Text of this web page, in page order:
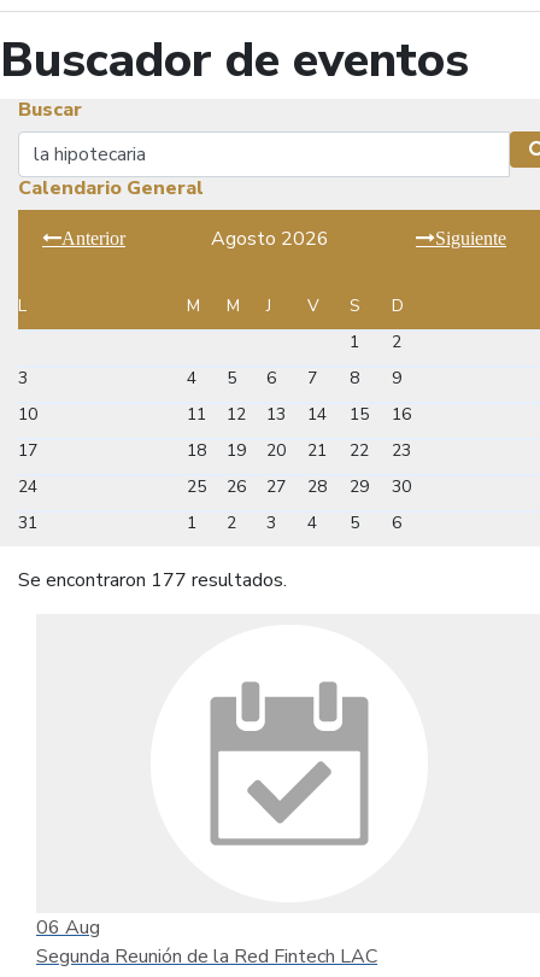
Buscador de eventos
Buscar
Buscar
Calendario General
Anterior Agosto 2026 Siguiente
L M M J V S
D
1
2
3
4 5 6 7 8
9
10
11 12 13 14 15
16
17
18 19 20 21 22
23
24
25 26 27 28 29
30
31
1 2 3 4 5 6
Se encontraron 177 resultados.
06 Aug
Segunda Reunión de la Red Fintech LAC